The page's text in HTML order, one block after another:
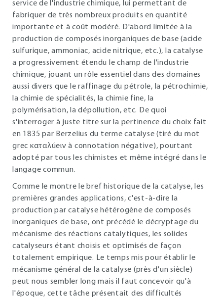
service de l'industrie chimique, lui permettant de
fabriquer de très nombreux produits en quantité
importante et à coût modéré. D'abord limitée à la
production de composés inorganiques de base (acide
sulfurique, ammoniac, acide nitrique, etc.), la catalyse
a progressivement étendu le champ de l'industrie
chimique, jouant un rôle essentiel dans des domaines
aussi divers que le raffinage du pétrole, la pétrochimie,
la chimie de spécialités, la chimie fine, la
polymérisation, la dépollution, etc. De quoi
s'interroger à juste titre sur la pertinence du choix fait
en 1835 par Berzelius du terme catalyse (tiré du mot
grec καταλúeιν à connotation négative), pourtant
adopté par tous les chimistes et même intégré dans le
langage commun.
Comme le montre le bref historique de la catalyse, les
premières grandes applications, c'est-à-dire la
production par catalyse hétérogène de composés
inorganiques de base, ont précédé le décryptage du
mécanisme des réactions catalytiques, les solides
catalyseurs étant choisis et optimisés de façon
totalement empirique. Le temps mis pour établir le
mécanisme général de la catalyse (près d'un siècle)
peut nous sembler long mais il faut concevoir qu'à
l'époque, cette tâche présentait des difficultés